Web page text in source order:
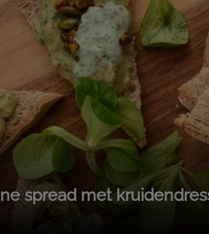
spread met